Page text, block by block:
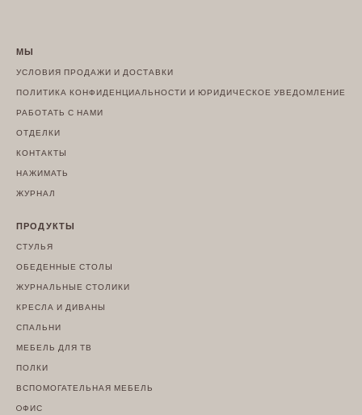
МЫ
УСЛОВИЯ ПРОДАЖИ И ДОСТАВКИ
ПОЛИТИКА КОНФИДЕНЦИАЛЬНОСТИ И ЮРИДИЧЕСКОЕ УВЕДОМЛЕНИЕ
РАБОТАТЬ С НАМИ
ОТДЕЛКИ
КОНТАКТЫ
НАЖИМАТЬ
ЖУРНАЛ
ПРОДУКТЫ
СТУЛЬЯ
ОБЕДЕННЫЕ СТОЛЫ
ЖУРНАЛЬНЫЕ СТОЛИКИ
КРЕСЛА И ДИВАНЫ
СПАЛЬНИ
МЕБЕЛЬ ДЛЯ ТВ
ПОЛКИ
ВСПОМОГАТЕЛЬНАЯ МЕБЕЛЬ
OФИС